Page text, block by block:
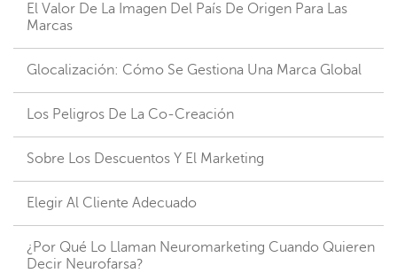
El Valor De La Imagen Del País De Origen Para Las
Marcas
Glocalización: Cómo Se Gestiona Una Marca Global
Los Peligros De La Co-Creación
Sobre Los Descuentos Y El Marketing
Elegir Al Cliente Adecuado
¿Por Qué Lo Llaman Neuromarketing Cuando Quieren
Decir Neurofarsa?